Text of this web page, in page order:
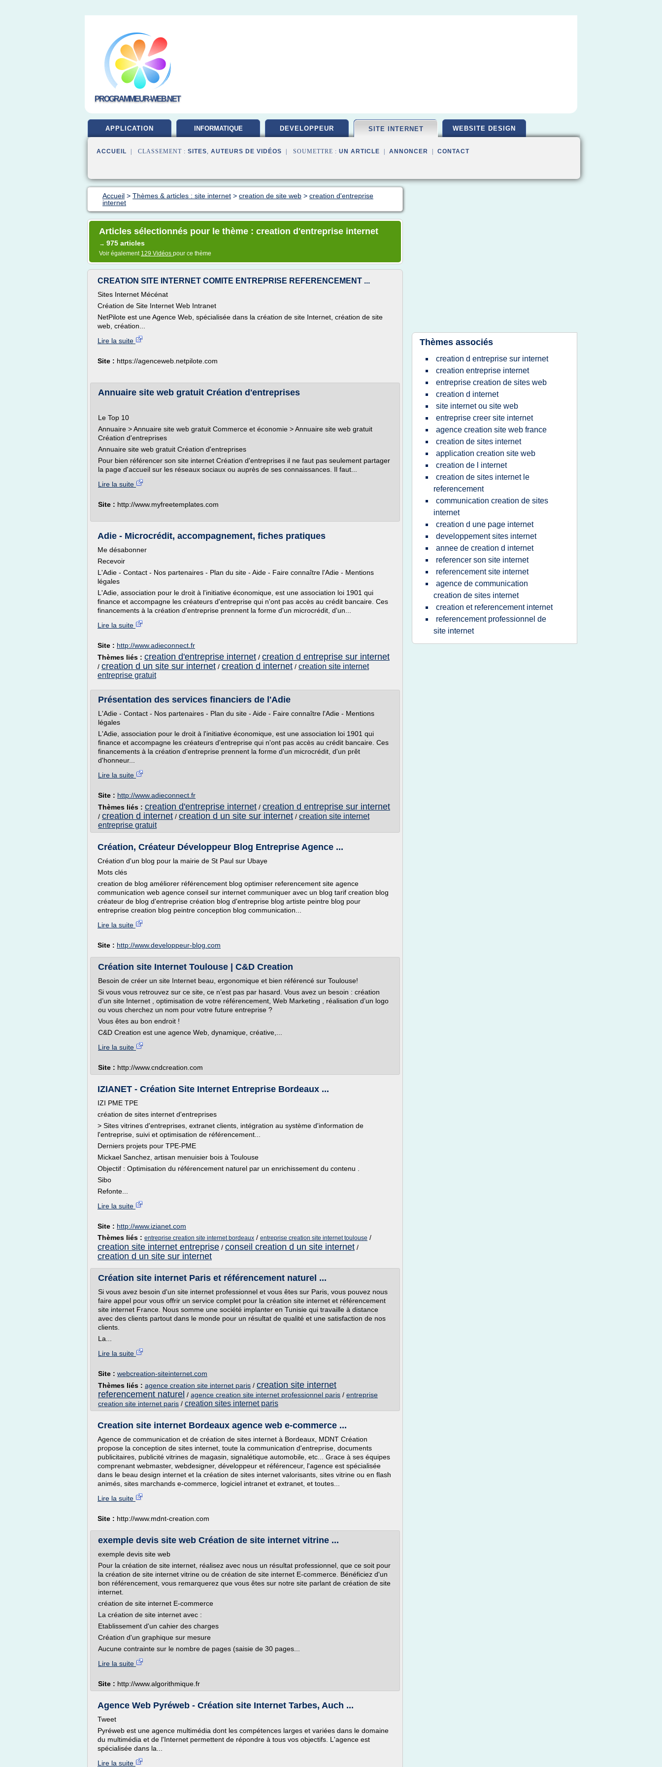
PROGRAMMEUR-WEB.NET
APPLICATION INFORMATIQUE DEVELOPPEUR SITE INTERNET WEBSITE DESIGN
ACCUEIL | CLASSEMENT : SITES, AUTEURS DE VIDÉOS | SOUMETTRE : UN ARTICLE ANNONCER CONTACT
Accueil > Thèmes & articles : site internet > creation de site web > creation d'entreprise
internet
Articles sélectionnés pour le thème : creation d'entreprise internet
→ 975 articles
Voir également 129 Vidéos pour ce thème
CREATION SITE INTERNET COMITE ENTREPRISE REFERENCEMENT ...
Sites Internet Mécénat
Création de Site Internet Web Intranet
NetPilote est une Agence Web, spécialisée dans la création de site Internet, création de site
web, création...
Lire la suite
Site : https://agenceweb.netpilote.com
Annuaire site web gratuit Création d'entreprises
Le Top 10
Annuaire > Annuaire site web gratuit Commerce et économie > Annuaire site web gratuit
Création d'entreprises
Annuaire site web gratuit Création d'entreprises
Pour bien référencer son site internet Création d'entreprises il ne faut pas seulement partager
la page d'accueil sur les réseaux sociaux ou auprès de ses connaissances. Il faut...
Lire la suite
Site : http://www.myfreetemplates.com
Adie - Microcrédit, accompagnement, fiches pratiques
Me désabonner
Recevoir
L'Adie - Contact - Nos partenaires - Plan du site - Aide - Faire connaître l'Adie - Mentions
légales
L'Adie, association pour le droit à l'initiative économique, est une association loi 1901 qui
finance et accompagne les créateurs d'entreprise qui n'ont pas accès au crédit bancaire. Ces
financements à la création d'entreprise prennent la forme d'un microcrédit, d'un...
Lire la suite
Site : http://www.adieconnect.fr
Thèmes liés : creation d'entreprise internet / creation d entreprise sur internet
/ creation d un site sur internet / creation d internet / creation site internet
entreprise gratuit
Présentation des services financiers de l'Adie
L'Adie - Contact - Nos partenaires - Plan du site - Aide - Faire connaître l'Adie - Mentions
légales
L'Adie, association pour le droit à l'initiative économique, est une association loi 1901 qui
finance et accompagne les créateurs d'entreprise qui n'ont pas accès au crédit bancaire. Ces
financements à la création d'entreprise prennent la forme d'un microcrédit, d'un prêt
d'honneur...
Lire la suite
Site : http://www.adieconnect.fr
Thèmes liés : creation d'entreprise internet / creation d entreprise sur internet
/ creation d internet / creation d un site sur internet / creation site internet
entreprise gratuit
Création, Créateur Développeur Blog Entreprise Agence ...
Création d'un blog pour la mairie de St Paul sur Ubaye
Mots clés
creation de blog améliorer référencement blog optimiser referencement site agence
communication web agence conseil sur internet communiquer avec un blog tarif creation blog
créateur de blog d'entreprise création blog d'entreprise blog artiste peintre blog pour
entreprise creation blog peintre conception blog communication...
Lire la suite
Site : http://www.developpeur-blog.com
Création site Internet Toulouse | C&D Creation
Besoin de créer un site Internet beau, ergonomique et bien référencé sur Toulouse!
Si vous vous retrouvez sur ce site, ce n’est pas par hasard. Vous avez un besoin : création
d’un site Internet , optimisation de votre référencement, Web Marketing , réalisation d’un logo
ou vous cherchez un nom pour votre future entreprise ?
Vous êtes au bon endroit !
C&D Creation est une agence Web, dynamique, créative,...
Lire la suite
Site : http://www.cndcreation.com
IZIANET - Création Site Internet Entreprise Bordeaux ...
IZI PME TPE
création de sites internet d'entreprises
> Sites vitrines d'entreprises, extranet clients, intégration au système d'information de
l'entreprise, suivi et optimisation de référencement...
Derniers projets pour TPE-PME
Mickael Sanchez, artisan menuisier bois à Toulouse
Objectif : Optimisation du référencement naturel par un enrichissement du contenu .
Sibo
Refonte...
Lire la suite
Site : http://www.izianet.com
Thèmes liés : entreprise creation site internet bordeaux / entreprise creation site internet toulouse /
creation site internet entreprise / conseil creation d un site internet /
creation d un site sur internet
Création site internet Paris et référencement naturel ...
Si vous avez besoin d'un site internet professionnel et vous êtes sur Paris, vous pouvez nous
faire appel pour vous offrir un service complet pour la création site internet et référencement
site internet France. Nous somme une société implanter en Tunisie qui travaille à distance
avec des clients partout dans le monde pour un résultat de qualité et une satisfaction de nos
clients.
La...
Lire la suite
Site : webcreation-siteinternet.com
Thèmes liés : agence creation site internet paris / creation site internet
referencement naturel / agence creation site internet professionnel paris / entreprise
creation site internet paris / creation sites internet paris
Creation site internet Bordeaux agence web e-commerce ...
Agence de communication et de création de sites internet à Bordeaux, MDNT Création
propose la conception de sites internet, toute la communication d'entreprise, documents
publicitaires, publicité vitrines de magasin, signalétique automobile, etc... Grace à ses équipes
comprenant webmaster, webdesigner, développeur et référenceur, l'agence est spécialisée
dans le beau design internet et la création de sites internet valorisants, sites vitrine ou en flash
animés, sites marchands e-commerce, logiciel intranet et extranet, et toutes...
Lire la suite
Site : http://www.mdnt-creation.com
exemple devis site web Création de site internet vitrine ...
exemple devis site web
Pour la création de site internet, réalisez avec nous un résultat professionnel, que ce soit pour
la création de site internet vitrine ou de création de site internet E-commerce. Bénéficiez d'un
bon référencement, vous remarquerez que vous êtes sur notre site parlant de création de site
internet.
création de site internet E-commerce
La création de site internet avec :
Etablissement d'un cahier des charges
Création d'un graphique sur mesure
Aucune contrainte sur le nombre de pages (saisie de 30 pages...
Lire la suite
Site : http://www.algorithmique.fr
Agence Web Pyréweb - Création site Internet Tarbes, Auch ...
Tweet
Pyréweb est une agence multimédia dont les compétences larges et variées dans le domaine
du multimédia et de l'Internet permettent de répondre à tous vos objectifs. L'agence est
spécialisée dans la...
Lire la suite
Thèmes associés
creation d entreprise sur internet
creation entreprise internet
entreprise creation de sites web
creation d internet
site internet ou site web
entreprise creer site internet
agence creation site web france
creation de sites internet
application creation site web
creation de l internet
creation de sites internet le
referencement
communication creation de sites
internet
creation d une page internet
developpement sites internet
annee de creation d internet
referencer son site internet
referencement site internet
agence de communication
creation de sites internet
creation et referencement internet
referencement professionnel de
site internet